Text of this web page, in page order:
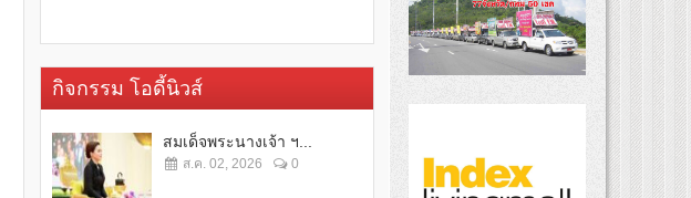
กิจกรรม โอดี้นิวส์
สมเด็จพระนางเจ้า ฯ...
ส.ค. 02, 2026 0